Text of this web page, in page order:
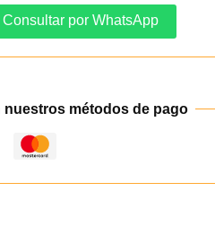
Consultar por WhatsApp
nuestros métodos de pago